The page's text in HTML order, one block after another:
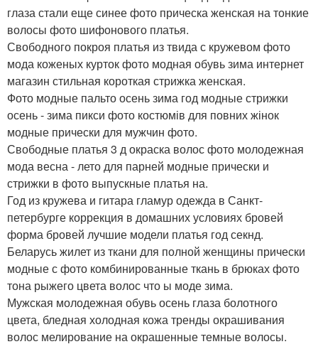
глаза стали еще синее фото прическа женская на тонкие
волосы фото шифонового платья.
Свободного покроя платья из твида с кружевом фото
мода коженых курток фото модная обувь зима интернет
магазин стильная короткая стрижка женская.
Фото модные пальто осень зима год модные стрижки
осень - зима пикси фото костюмів для повних жінок
модные прически для мужчин фото.
Свободные платья 3 д окраска волос фото молодежная
мода весна - лето для парней модные прически и
стрижки в фото выпускные платья на.
Год из кружева и гитара гламур одежда в Санкт-
петербурге коррекция в домашних условиях бровей
форма бровей лучшие модели платья год секнд.
Беларусь жилет из ткани для полной женщины прически
модные с фото комбинированные ткань в брюках фото
тона рыжего цвета волос что ы моде зима.
Мужская молодежная обувь осень глаза болотного
цвета, бледная холодная кожа тренды окрашивания
волос мелирование на окрашенные темные волосы.